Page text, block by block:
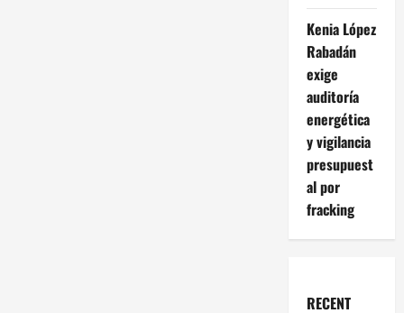
Kenia López
Rabadán
exige
auditoría
energética
y vigilancia
presupuest
al por
fracking
RECENT